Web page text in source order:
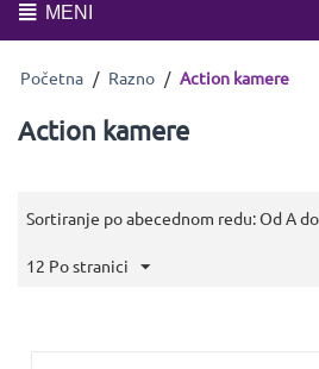
MENI
Početna / Razno / Action kamere
Action kamere
Sortiranje po abecednom redu: Od A
12 Po stranici